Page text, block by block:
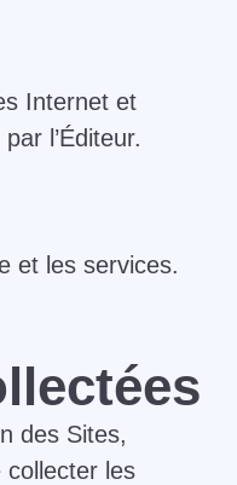
Internet et
l’Éditeur.
et les services.
des Sites,
collecter les